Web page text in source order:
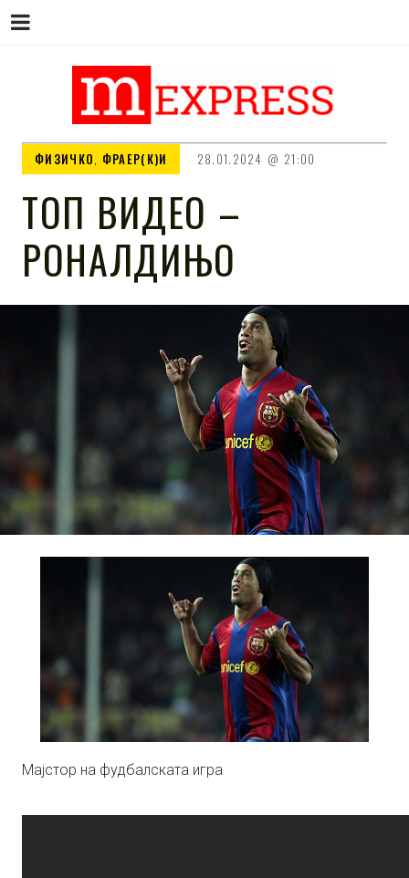
M EXPRESS
Сител
ФИЗИЧКО, ФРАЕР(К)И 28.01.2024 21:00
ТОП ВИДЕО –
РОНАЛДИЊО
Мајстор на фудбалската игра